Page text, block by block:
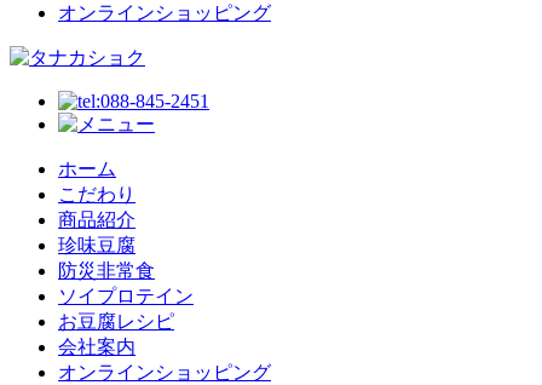
オンラインショッピング
ホーム
こだわり
商品紹介
珍味豆腐
防災非常食
ソイプロテイン
お豆腐レシピ
会社案内
オンラインショッピング